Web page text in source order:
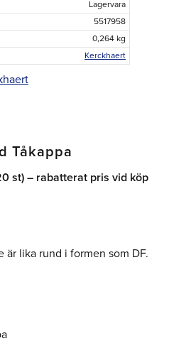
Lagervara
5517958
0,264 kg
Kerckhaert
Tåkappa
st) – rabatterat pris vid köp
är lika rund i formen som DF.